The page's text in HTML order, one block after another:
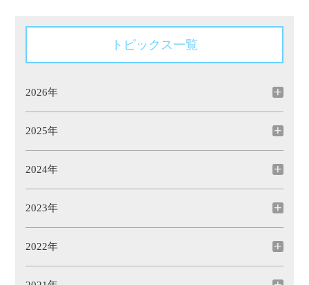
トピックス一覧
2026年
2025年
2024年
2023年
2022年